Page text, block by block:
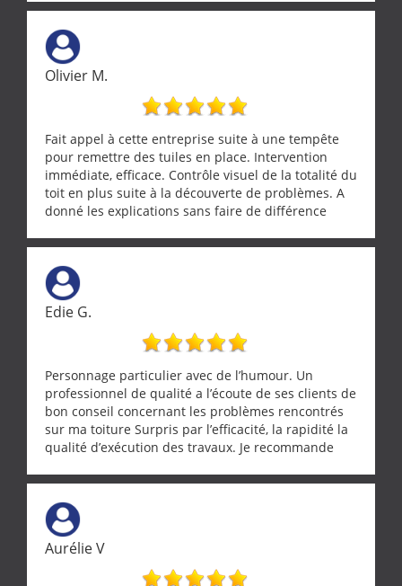
Une équipe sérieuse, réactive et compétente. C'est
vraiment rassurant de pouvoir compter sur des
artisans aussi professionnels. Merci encore !
Olivier M.
Fait appel à cette entreprise suite à une tempête
pour remettre des tuiles en place. Intervention
immédiate, efficace. Contrôle visuel de la totalité du
toit en plus suite à la découverte de problèmes. A
donné les explications sans faire de différence
Edie G.
Personnage particulier avec de l’humour. Un
professionnel de qualité a l’écoute de ses clients de
bon conseil concernant les problèmes rencontrés
sur ma toiture Surpris par l’efficacité, la rapidité la
qualité d’exécution des travaux. Je recommande
Aurélie V